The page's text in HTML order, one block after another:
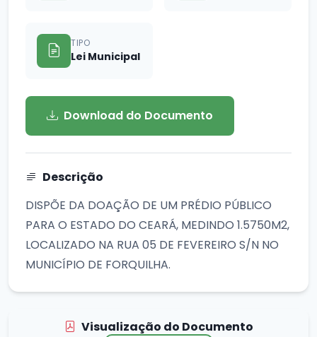
TIPO
Lei Municipal
Download do Documento
Descrição
DISPÕE DA DOAÇÃO DE UM PRÉDIO PÚBLICO
PARA O ESTADO DO CEARÁ, MEDINDO 1.5750M2,
LOCALIZADO NA RUA 05 DE FEVEREIRO S/N NO
MUNICÍPIO DE FORQUILHA.
Visualização do Documento